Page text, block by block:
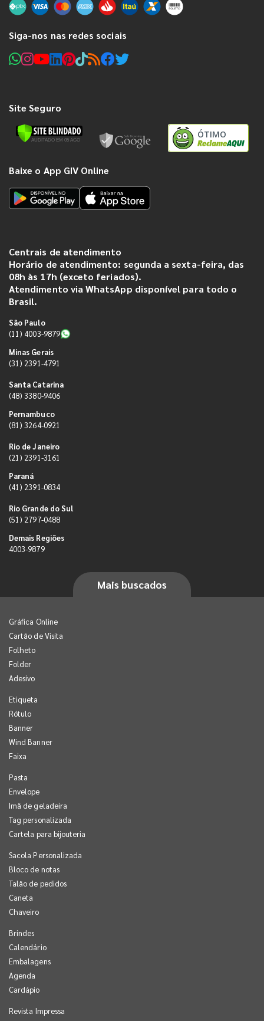
Siga-nos nas redes sociais
Site Seguro
ÓTIMO
Baixe o App GIV Online
Centrais de atendimento
Horário de atendimento: segunda a sexta-feira, das
08h às 17h (exceto feriados).
Atendimento via WhatsApp disponível para todo o
Brasil.
São Paulo
(11) 4003-9879
Minas Gerais
(31) 2391-4791
Santa Catarina
(48) 3380-9406
Pernambuco
(81) 3264-0921
Rio de Janeiro
(21) 2391-3161
Paraná
(41) 2391-0834
Rio Grande do Sul
(51) 2797-0488
Demais Regiões
4003-9879
Mais buscados
Gráfica Online
Cartão de Visita
Folheto
Folder
Adesivo
Etiqueta
Rótulo
Banner
Wind Banner
Faixa
Pasta
Envelope
Imã de geladeira
Tag personalizada
Cartela para bijouteria
Sacola Personalizada
Bloco de notas
Talão de pedidos
Caneta
Chaveiro
Brindes
Calendário
Embalagens
Agenda
Cardápio
Revista Impressa